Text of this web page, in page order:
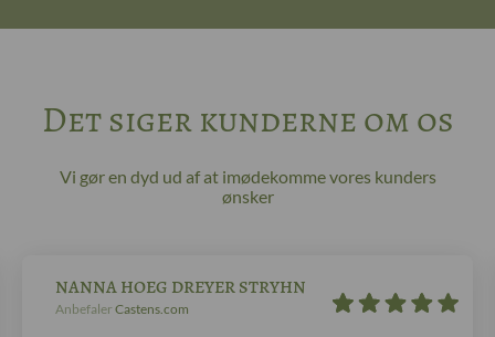
Det siger kunderne om os
Vi gør en dyd ud af at imødekomme vores kunders
ønsker
NANNA HOEG DREYER STRYHN
Anbefaler Castens.com